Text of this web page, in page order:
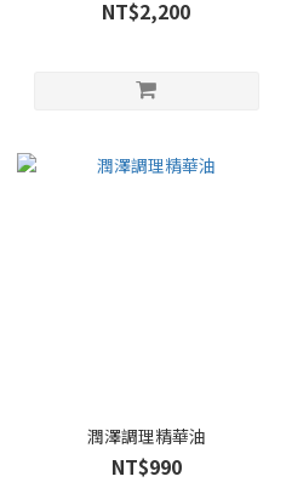
NT$2,200
潤澤調理精華油
NT$990